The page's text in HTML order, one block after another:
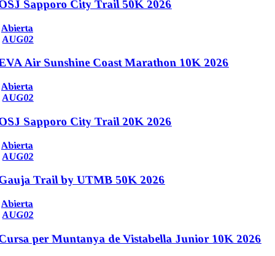
Sapporo City Trail 50K 2026
Abierta
AUG02
Air Sunshine Coast Marathon 10K 2026
Abierta
AUG02
Sapporo City Trail 20K 2026
Abierta
AUG02
Trail by UTMB 50K 2026
Abierta
AUG02
per Muntanya de Vistabella Junior 10K 2026